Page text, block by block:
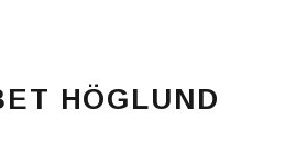
HÖGLUND